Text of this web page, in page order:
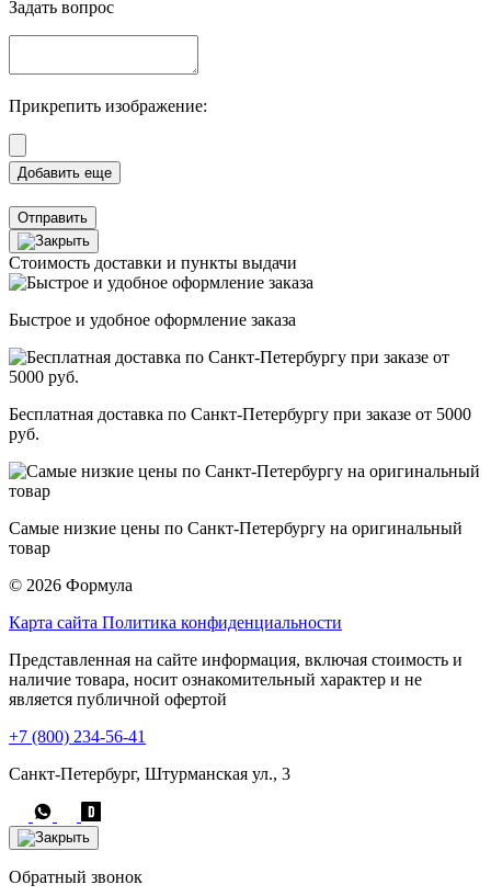
Задать вопрос
Прикрепить изображение:
Отправить
Стоимость доставки и пункты выдачи
Быстрое и удобное оформление заказа
Бесплатная доставка по Санкт-Петербургу при заказе от 5000
руб.
Самые низкие цены по Санкт-Петербургу на оригинальный
товар
© 2026 Формула
Карта сайта Политика конфиденциальности
Представленная на сайте информация, включая стоимость и
наличие товара, носит ознакомительный характер и не
является публичной офертой
+7 (800) 234-56-41
Санкт-Петербург, Штурманская ул., 3
Обратный звонок